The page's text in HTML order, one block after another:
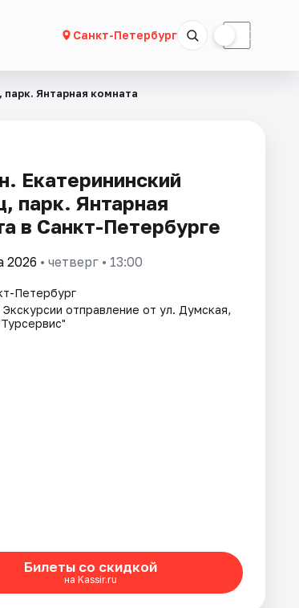
Санкт-Петербург ☾
Янтарная комната
Екатерининский
парк. Янтарная
в Санкт-Петербурге
2026 • четверг • 13:00
Петербург
Экскурсии отправление от ул. Думская,
Билеты со скидкой
на Kassir.ru